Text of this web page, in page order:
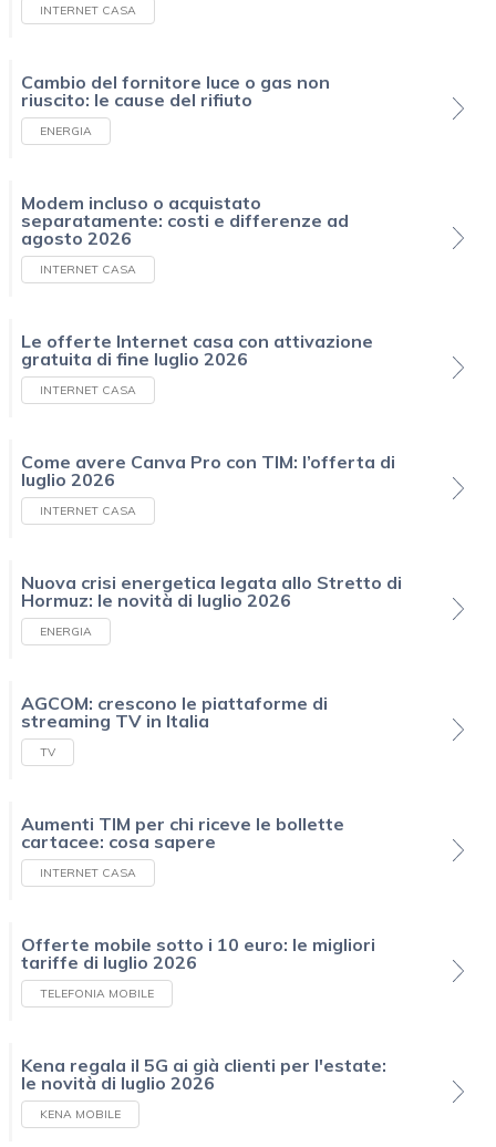
INTERNET CASA
Cambio del fornitore luce o gas non
riuscito: le cause del rifiuto
ENERGIA
Modem incluso o acquistato
separatamente: costi e differenze ad
agosto 2026
INTERNET CASA
Le offerte Internet casa con attivazione
gratuita di fine luglio 2026
INTERNET CASA
Come avere Canva Pro con TIM: l’offerta di
luglio 2026
INTERNET CASA
Nuova crisi energetica legata allo Stretto di
Hormuz: le novità di luglio 2026
ENERGIA
AGCOM: crescono le piattaforme di
streaming TV in Italia
TV
Aumenti TIM per chi riceve le bollette
cartacee: cosa sapere
INTERNET CASA
Offerte mobile sotto i 10 euro: le migliori
tariffe di luglio 2026
TELEFONIA MOBILE
Kena regala il 5G ai già clienti per l'estate:
le novità di luglio 2026
KENA MOBILE